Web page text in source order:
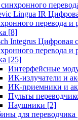
Lingua IR
перевода и
[8]
Integrus Цифровая
перевода и
[25]
Интерфейсные
ИК-излучатели и
ИК-приемники и
Пульты
Наушники [2]
для переводчика